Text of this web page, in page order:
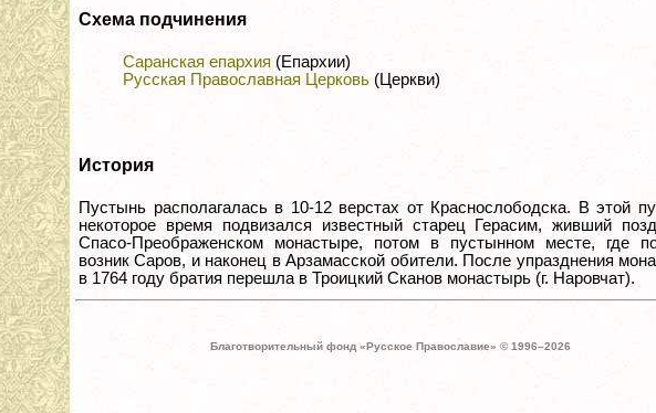
Схема подчинения
Саранская епархия (Епархии)
Русская Православная Церковь (Церкви)
История
Пустынь располагалась в 10-12 верстах от Краснослободска. В этой
некоторое время подвизался известный старец Герасим, живший
Спасо-Преображенском монастыре, потом в пустынном месте, где
возник Саров, и наконец в Арзамасской обители. После упразднения
в 1764 году братия перешла в Троицкий Сканов монастырь (г. Наровчат).
Благотворительный фонд «Русское Православие» © 1996–2026